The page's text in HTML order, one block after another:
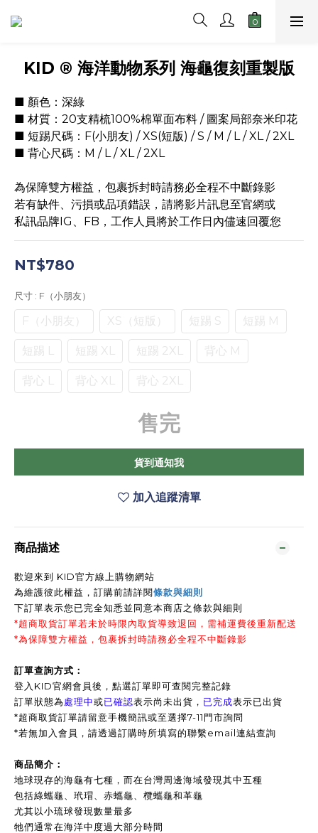
KID ® 海洋動物系列 海龜復刻重製版
■ 顏色：深綠
■ 材質：20支精梳100%棉單面布料 / 圖案局部奈米印花
■ 短踢尺碼：F(小朋友) / XS(短版) / S / M / L / XL / 2XL
■ 背心尺碼：M / L / XL / 2XL
為保障雙方權益，包裹拆封時請務必全程不中斷錄影
若有缺件、污損或品項錯誤，請將影片訊息至官網或
私訊品牌IG、FB，工作人員將於工作日內儘速回覆您
NT$780
尺寸 : F（小朋友）
F（小朋友） XS（短版） 短踢 S 短踢 M
短踢 L 短踢 XL 短踢 2XL 背心 M
背心 L 背心 XL 背心 2XL
售完
貨到通知我
加入追蹤清單
商品描述
歡迎來到 KID官方線上購物網站
為維護彼此權益，訂購前請詳閱條款與細則
下訂單表示您已完全知悉並同意本商店之條款與細則
*超商取貨訂單若未於時限內取貨導致退回，需補運費後重新配送
*為保障雙方權益，包裹拆封時請務必全程不中斷錄影
訂單查詢方式：
登入KID官網會員後，點選訂單即可查閱完整記錄
訂單狀態為處理中或已確認表示尚未出貨， 已完成表示已出貨
*超商取貨訂單請留意手機簡訊或至選擇7-11門市詢問
*若無加入會員，請透過訂購時所填寫的聯繫email連結查詢
商品簡介：
地球現存的海龜有七種，而在台灣周邊海域發現其中五種
包括綠蠵龜、玳瑁、赤蠵龜、欖蠵龜和革龜
尤其以小琉球發現數量最多
牠們通常在海洋中度過大部分時間